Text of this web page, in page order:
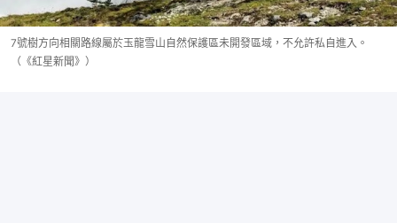
7號樹方向相關路線屬於玉龍雪山自然保護區未開發區域，不允許私自進入。
（《紅星新聞》）